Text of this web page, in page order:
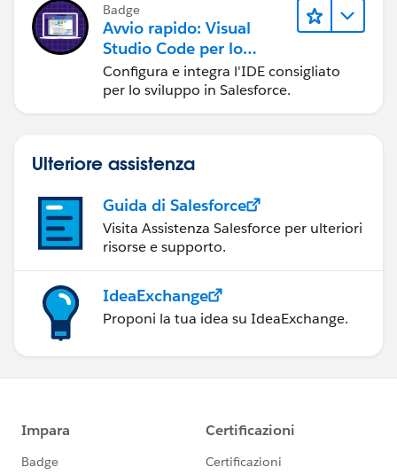
Badge
Avvio rapido: Visual
Studio Code per lo
sviluppo in Salesforce
Configura e integra l'IDE consigliato
per lo sviluppo in Salesforce.
Ulteriore assistenza
Guida di Salesforce
Visita Assistenza Salesforce per ulteriori
risorse e supporto.
IdeaExchange
Proponi la tua idea su IdeaExchange.